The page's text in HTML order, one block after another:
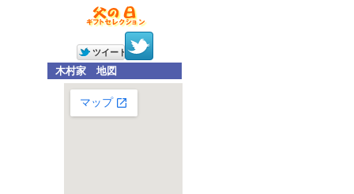
木村家 地図